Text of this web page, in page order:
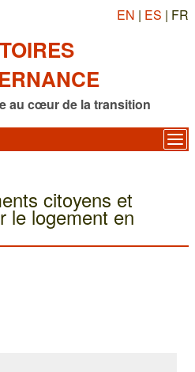
au cœur de la transition
EN | ES | FR
citoyens et
le logement en